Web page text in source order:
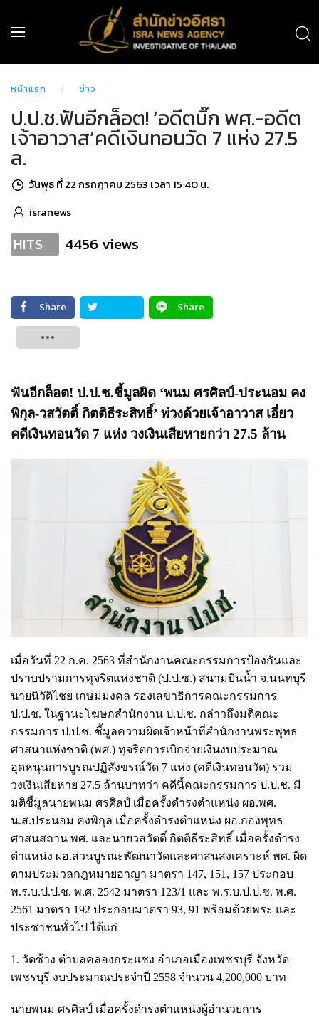
หน้าแรก ข่าว
ป.ป.ช.ฟันอีกล็อต! ‘อดีตบิ๊ก พศ.-อดีต
เจ้าอาวาส’คดีเงินทอนวัด 7 แห่ง 27.5
ล.
วันพุธ ที่ 22 กรกฎาคม 2563 เวลา 15:40 น.
isranews
HITS 4456 views
Share
Share
ฟันอีกล็อต! ป.ป.ช.ชี้มูลผิด ‘พนม ศรศิลป์-ประนอม คง
พิกุล-วสวัตติ์ กิตติธีระสิทธิ์’ พ่วงด้วยเจ้าอาวาส เอี่ยว
คดีเงินทอนวัด 7 แห่ง วงเงินเสียหายกว่า 27.5 ล้าน
เมื่อวันที่ 22 ก.ค. 2563 ที่สำนักงานคณะกรรมการป้องกันและ
ปราบปรามการทุจริตแห่งชาติ (ป.ป.ช.) สนามบินน้ำ จ.นนทบุรี
นายนิวัติไชย เกษมมงคล รองเลขาธิการคณะกรรมการ
ป.ป.ช. ในฐานะโฆษกสำนักงาน ป.ป.ช. กล่าวถึงมติคณะ
กรรมการ ป.ป.ช. ชี้มูลความผิดเจ้าหน้าที่สำนักงานพระพุทธ
ศาสนาแห่งชาติ (พศ.) ทุจริตการเบิกจ่ายเงินงบประมาณ
อุดหนุนการบูรณปฏิสังขรณ์วัด 7 แห่ง (คดีเงินทอนวัด) รวม
วงเงินเสียหาย 27.5 ล้านบาทว่า คดีนี้คณะกรรมการ ป.ป.ช. มี
มติชี้มูลนายพนม ศรศิลป์ เมื่อครั้งดำรงตำแหน่ง ผอ.พศ.
น.ส.ประนอม คงพิกุล เมื่อครั้งดำรงตำแหน่ง ผอ.กองพุทธ
ศาสนสถาน พศ. และนายวสวัตติ์ กิตติธีระสิทธิ์ เมื่อครั้งดำรง
ตำแหน่ง ผอ.ส่วนบูรณะพัฒนาวัดและศาสนสงเคราะห์ พศ. ผิด
ตามประมวลกฎหมายอาญา มาตรา 147, 151, 157 ประกอบ
พ.ร.บ.ป.ป.ช. พ.ศ. 2542 มาตรา 123/1 และ พ.ร.บ.ป.ป.ช. พ.ศ.
2561 มาตรา 192 ประกอบมาตรา 93, 91 พร้อมด้วยพระ และ
ประชาชนทั่วไป ได้แก่
1. วัดช้าง ตำบลคลองกระแชง อำเภอเมืองเพชรบุรี จังหวัด
เพชรบุรี งบประมาณประจำปี 2558 จำนวน 4,200,000 บาท
นายพนม ศรศิลป์ เมื่อครั้งดำรงตำแหน่งผู้อำนวยการ